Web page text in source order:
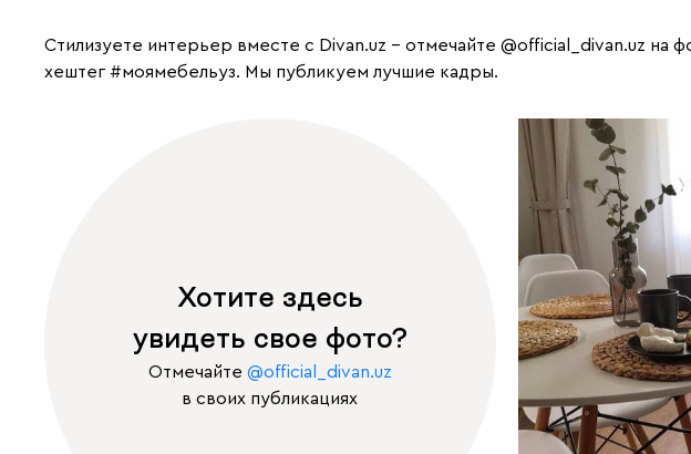
Cтилизуете интерьер вместе с Divan.uz – отмечайте @official_divan.uz на
хештег #моямебельуз. Мы публикуем лучшие кадры.
Хотите здесь
увидеть свое фото?
Отмечайте @official_divan.uz
в своих публикациях